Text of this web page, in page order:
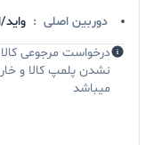
دوربین اصلی : واید/
درخواست مرجوعی
نشدن پلمپ کالا و
میباشد